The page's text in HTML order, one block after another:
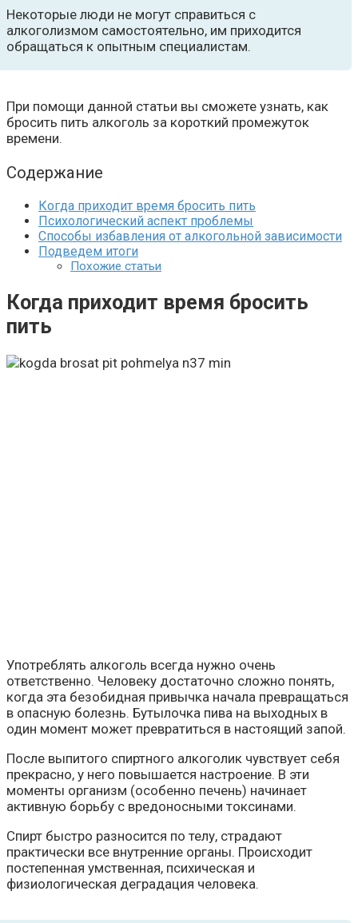
Некоторые люди не могут справиться с
алкоголизмом самостоятельно, им приходится
обращаться к опытным специалистам.
При помощи данной статьи вы сможете узнать, как
бросить пить алкоголь за короткий промежуток
времени.
Содержание
Когда приходит время бросить пить
Психологический аспект проблемы
Способы избавления от алкогольной зависимости
Подведем итоги
Похожие статьи
Когда приходит время бросить
пить
Употреблять алкоголь всегда нужно очень
ответственно. Человеку достаточно сложно понять,
когда эта безобидная привычка начала превращаться
в опасную болезнь. Бутылочка пива на выходных в
один момент может превратиться в настоящий запой.
После выпитого спиртного алкоголик чувствует себя
прекрасно, у него повышается настроение. В эти
моменты организм (особенно печень) начинает
активную борьбу с вредоносными токсинами.
Спирт быстро разносится по телу, страдают
практически все внутренние органы. Происходит
постепенная умственная, психическая и
физиологическая деградация человека.